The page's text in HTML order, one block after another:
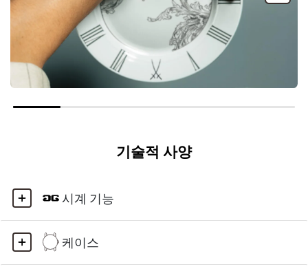
기술적 사양
시계 기능
케이스